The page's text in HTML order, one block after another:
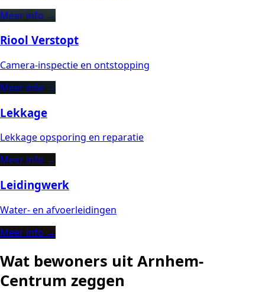
Meer info →
Riool Verstopt
Camera-inspectie en ontstopping
Meer info →
Lekkage
Lekkage opsporing en reparatie
Meer info →
Leidingwerk
Water- en afvoerleidingen
Meer info →
Wat bewoners uit Arnhem-
Centrum zeggen